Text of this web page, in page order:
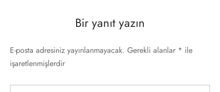
Bir yanıt yazın
E-posta adresiniz yayınlanmayacak. Gerekli alanlar * ile
işaretlenmişlerdir